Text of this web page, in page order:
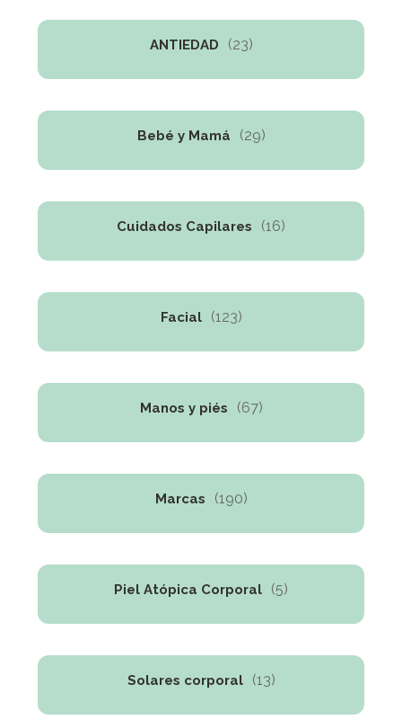
ANTIEDAD (23)
Bebé y Mamá (29)
Cuidados Capilares (16)
Facial (123)
Manos y piés (67)
Marcas (190)
Piel Atópica Corporal (5)
Solares corporal (13)